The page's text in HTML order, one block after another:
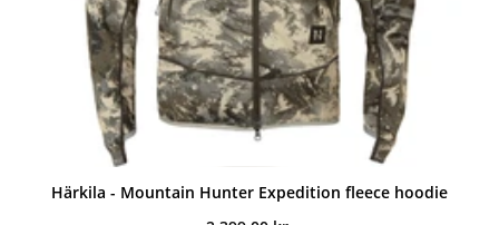
Härkila - Mountain Hunter Expedition fleece hoodie